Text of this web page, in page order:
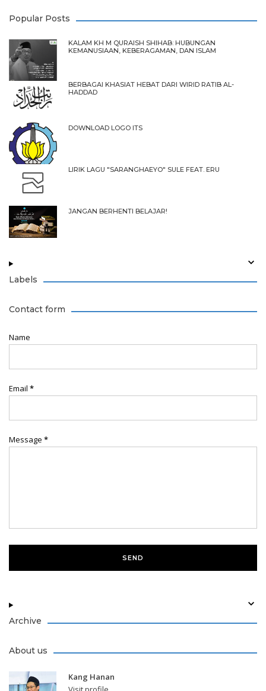
Popular Posts
KALAM KH M QURAISH SHIHAB: HUBUNGAN
KEMANUSIAAN, KEBERAGAMAN, DAN ISLAM
BERBAGAI KHASIAT HEBAT DARI WIRID RATIB AL-
HADDAD
DOWNLOAD LOGO ITS
LIRIK LAGU "SARANGHAEYO" SULE FEAT. ERU
JANGAN BERHENTI BELAJAR!
Labels
Contact form
Name
Email *
Message *
Archive
About us
Kang Hanan